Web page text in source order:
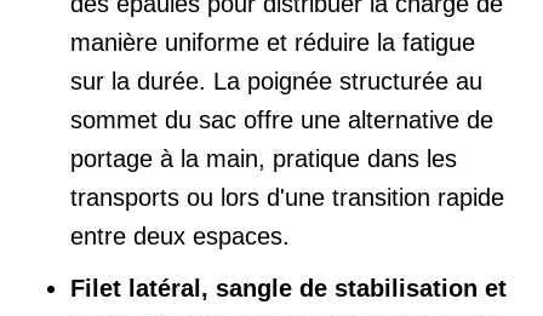
manière uniforme et réduire la fatigue
sur la durée. La poignée structurée au
sommet du sac offre une alternative de
portage à la main, pratique dans les
transports ou lors d'une transition rapide
entre deux espaces.
Filet latéral, sangle de stabilisation et